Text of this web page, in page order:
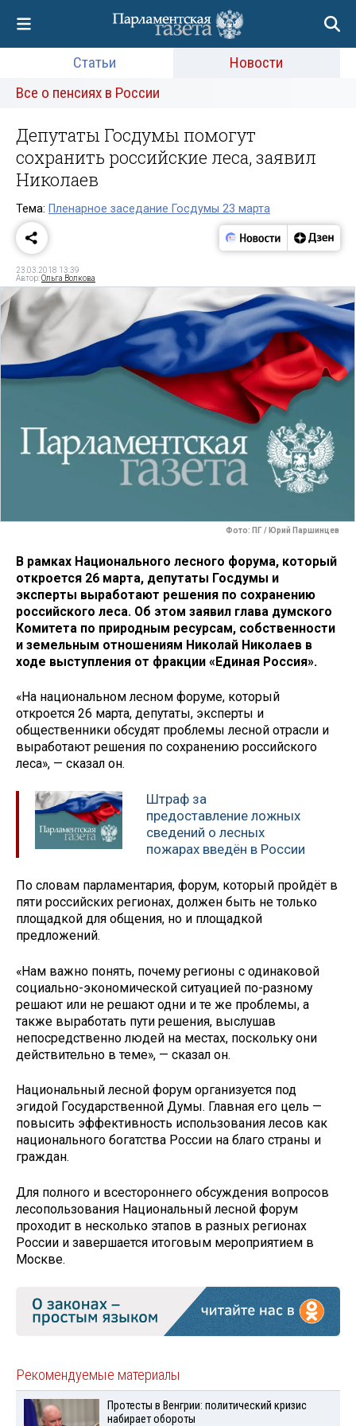
Статьи
Новости
Все о пенсиях в России
Депутаты Госдумы помогут
сохранить российские леса, заявил
Николаев
Тема: Пленарное заседание Госдумы 23 марта
23.03.2018 13:39
Автор:Ольга Волкова
Фото: ПГ / Юрий Паршинцев
В рамках Национального лесного форума, который
откроется 26 марта, депутаты Госдумы и
эксперты выработают решения по сохранению
российского леса. Об этом заявил глава думского
Комитета по природным ресурсам, собственности
и земельным отношениям Николай Николаев в
ходе выступления от фракции «Единая Россия».
«На национальном лесном форуме, который
откроется 26 марта, депутаты, эксперты и
общественники обсудят проблемы лесной отрасли и
выработают решения по сохранению российского
леса», — сказал он.
Штраф за
предоставление ложных
сведений о лесных
пожарах введён в России
По словам парламентария, форум, который пройдёт в
пяти российских регионах, должен быть не только
площадкой для общения, но и площадкой
предложений.
«Нам важно понять, почему регионы с одинаковой
социально-экономической ситуацией по-разному
решают или не решают одни и те же проблемы, а
также выработать пути решения, выслушав
непосредственно людей на местах, поскольку они
действительно в теме», — сказал он.
Национальный лесной форум организуется под
эгидой Государственной Думы. Главная его цель —
повысить эффективность использования лесов как
национального богатства России на благо страны и
граждан.
Для полного и всестороннего обсуждения вопросов
лесопользования Национальный лесной форум
проходит в несколько этапов в разных регионах
России и завершается итоговым мероприятием в
Москве.
Рекомендуемые материалы
Протесты в Венгрии: политический кризис
набирает обороты